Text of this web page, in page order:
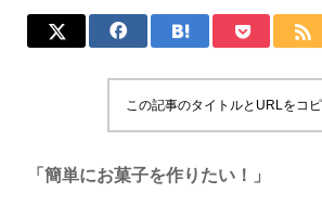
この記事のタイトルとURLをコ
「簡単にお菓子を作りたい！」